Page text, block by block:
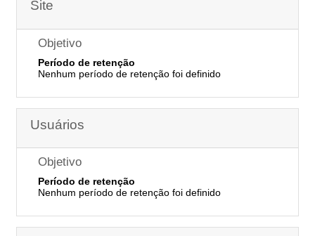
Site
Objetivo
Período de retenção
Nenhum período de retenção foi definido
Usuários
Objetivo
Período de retenção
Nenhum período de retenção foi definido